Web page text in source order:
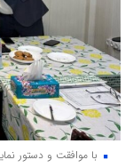
با موافقت و دستور